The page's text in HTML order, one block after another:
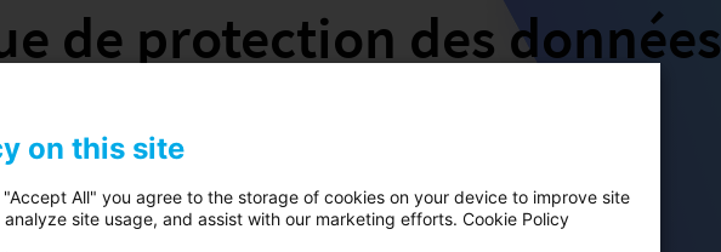
de protection des données
on this site
All" you agree to the storage of cookies on your device to improve site
analyze site usage, and assist with our marketing efforts. Cookie Policy